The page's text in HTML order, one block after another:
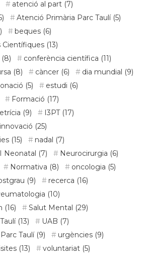
atenció al part (7)
Atenció Primària Parc Taulí(5)
beques (6)
Científiques (13)
(8) conferència científica (11)
(8) càncer (6) dia mundial (9)
(5) estudi (6)
Formació (17)
(9) I3PT(17)
innovació (25)
(15) nadal (7)
Neonatal (7) Neurocirurgia (6)
Normativa (8) oncologia (5)
(9) recerca (16)
(10)
(16) Salut Mental (29)
(13) UAB (7)
Taulí(9) urgències (9)
(13) voluntariat (5)